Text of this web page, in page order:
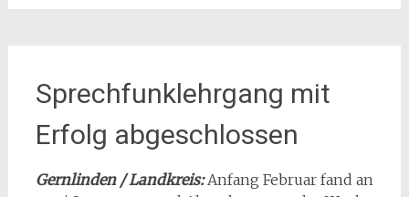
Sprechfunklehrgang mit
Erfolg abgeschlossen
Gernlinden / Landkreis:Anfang Februar fand an